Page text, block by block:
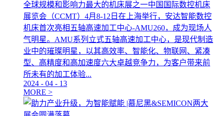
全球规模和影响力最大的机床展之一中国国际数控机床
展览会（CCMT）4月8-12日在上海举行，安达智能数控
机床首次亮相五轴高速加工中心-AMU260，成为现场人
气明星。AMU系列立式五轴高速加工中心，是现代制造
业中的璀璨明星，以其高效率、智能化、物联网、紧凑
型、高精度和高加速度六大卓越竞争力，为客户带来前
所未有的加工体验...
2024 - 04 - 13
MORE >